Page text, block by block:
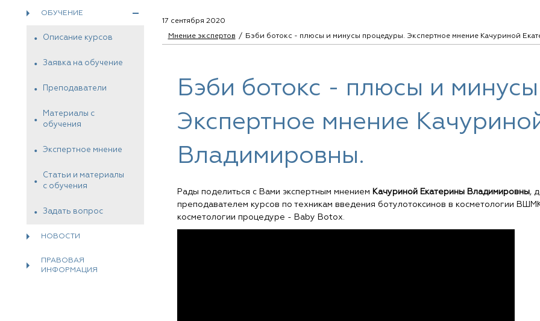
ОБУЧЕНИЕ
Описание курсов
Заявка на обучение
Преподаватели
Материалы с
обучения
Экспертное мнение
Статьи и материалы
с обучения
Задать вопрос
НОВОСТИ
ПРАВОВАЯ
ИНФОРМАЦИЯ
17 сентября 2020
Мнение экспертов Бэби ботокс - плюсы и минусы процедуры. Экспертное мнение Качуриной
Бэби ботокс - плюсы и
Экспертное мнение
Владимировны.
Рады поделиться с Вами экспертным мнением Качуриной Екатерины Владимировны,
преподавателем курсов по техникам введения ботулотоксинов в косметологии
косметологии процедуре - Baby Botox.